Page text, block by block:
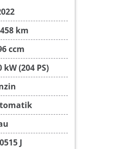
km
ccm
kW (204 PS)
J